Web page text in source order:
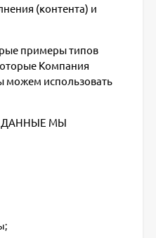
(контента) и
примеры типов
Компания
можем использовать
ДАННЫЕ МЫ